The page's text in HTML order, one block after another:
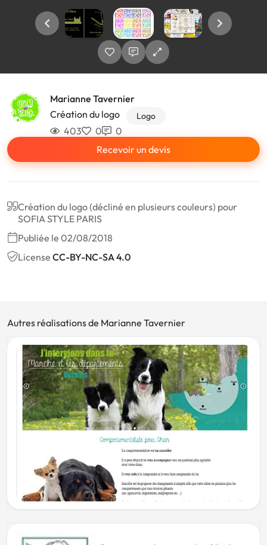
Marianne Tavernier
Création du logo
Logo
403 0
0
Recevoir un devis
Création du logo (décliné en plusieurs couleurs) pour
SOFIA STYLE PARIS
Publiée le 02/08/2018
License CC-BY-NC-SA 4.0
Autres réalisations de Marianne Tavernier